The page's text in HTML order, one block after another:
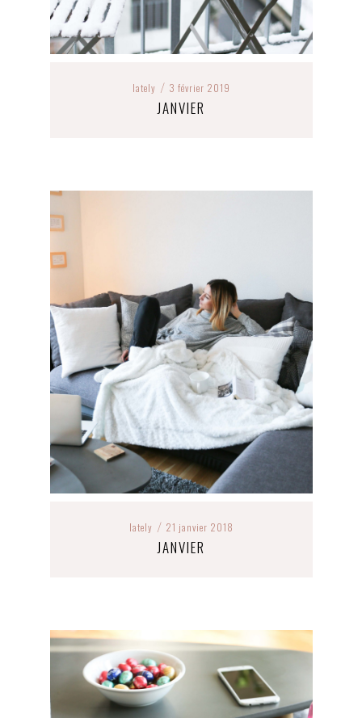
lately / 3 février 2019
JANVIER
lately / 21 janvier 2018
JANVIER